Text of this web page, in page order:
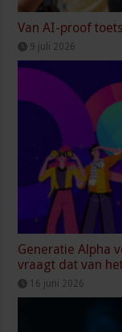
Van AI-proof
9 juli 2026
Generatie Alpha
vraagt dat van
16 juni 2026